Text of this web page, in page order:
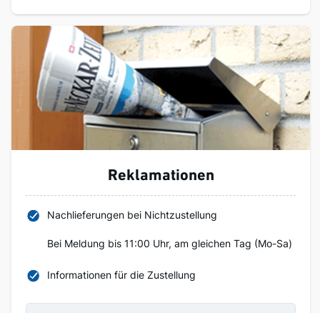
Reklamationen
Nachlieferungen bei Nichtzustellung
Bei Meldung bis 11:00 Uhr, am gleichen Tag (Mo-Sa)
Informationen für die Zustellung